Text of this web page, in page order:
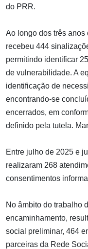
do PRR.
Ao longo dos três anos
recebeu 444
permitindo identificar
de vulnerabilidade. A
identificação de
encontrando-se
encerrados, em
definido pela tutela.
Entre julho de 2025 e
realizaram 268
consentimentos
No âmbito do trabalho
encaminhamento,
social preliminar, 464
parceiras da Rede